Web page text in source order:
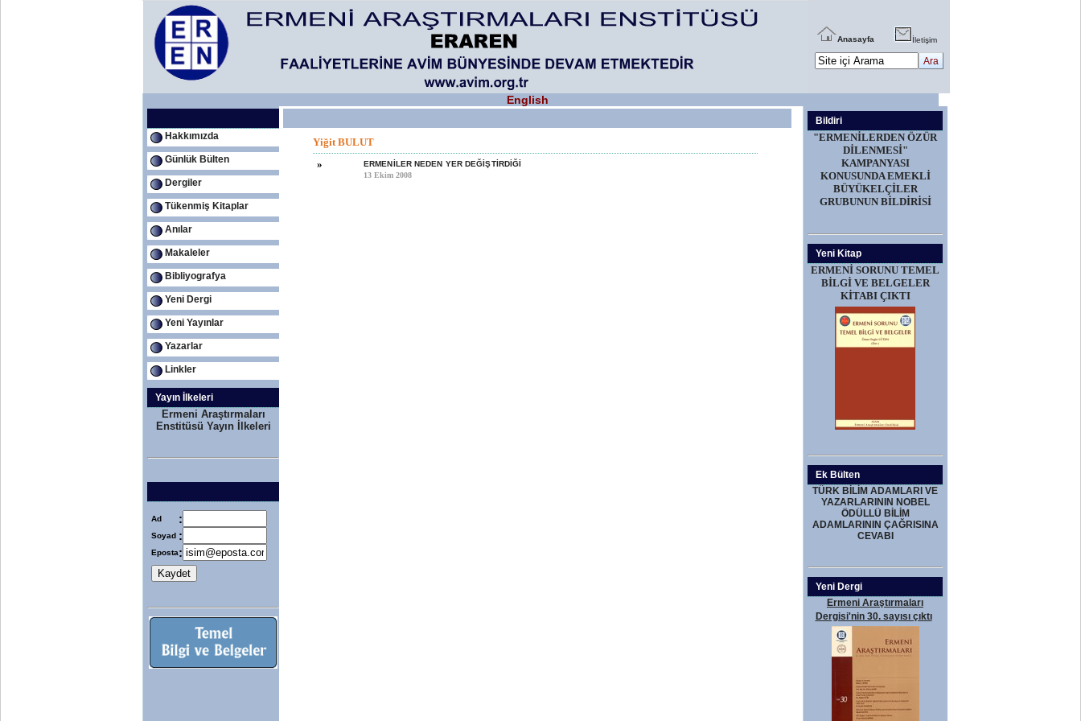
Anasayfa İletişim
English
Hakkımızda
Günlük Bülten
Dergiler
Tükenmiş Kitaplar
Anılar
Makaleler
Bibliyografya
Yeni Dergi
Yeni Yayınlar
Yazarlar
Linkler
Yayın İlkeleri
Ermeni Araştırmaları
Enstitüsü Yayın İlkeleri
Ad :
Soyad :
Eposta:
Yiğit BULUT
»
ERMENİLER NEDEN YER DEĞİŞTİRDİĞİ
13 Ekim 2008
Bildiri
"ERMENİLERDEN ÖZÜR
DİLENMESİ"
KAMPANYASI
KONUSUNDA EMEKLİ
BÜYÜKELÇİLER
GRUBUNUN BİLDİRİSİ
Yeni Kitap
ERMENİ SORUNU TEMEL
BİLGİ VE BELGELER
KİTABI ÇIKTI
Ek Bülten
TÜRK BİLİM ADAMLARI VE
YAZARLARININ NOBEL
ÖDÜLLÜ BİLİM
ADAMLARININ ÇAĞRISINA
CEVABI
Yeni Dergi
Ermeni Araştırmaları
Dergisi'nin 30. sayısı çıktı